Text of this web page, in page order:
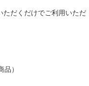
だくだけでご利用いただ
品）